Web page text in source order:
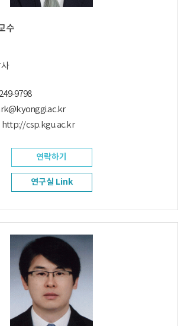
수
9798
http://csp.kgu.ac.kr
연락하기
연구실 Link